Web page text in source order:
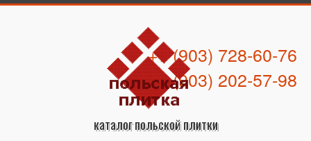
каталог польской плитки
+7 (903) 728-60-76
+7 (903) 202-57-98